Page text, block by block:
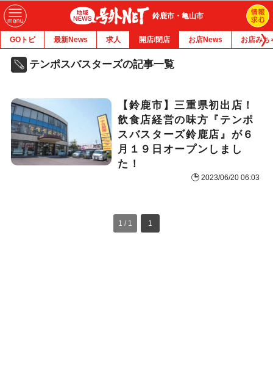
鈴鹿市・亀山市
GOトピ 最新News 求人 開店/閉店 お店News お店みち
テンポスバスターズの記事一覧
【鈴鹿市】三重県初出店！
飲食店経営の味方『テンポ
スバスターズ鈴鹿店』が６
月１９日オープンしまし
た！
2023/06/20 06:03
1 / 1 1